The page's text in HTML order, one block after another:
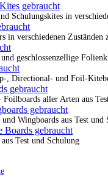
gebraucht
Schulungskites in
in verschiedenen Zuständen
geschlossenzellige
, Directional- und Foil-
gebraucht
Foilboards aller Arten aus
gebraucht
Wingboards aus Test und
Boards gebraucht
Test und Schulung